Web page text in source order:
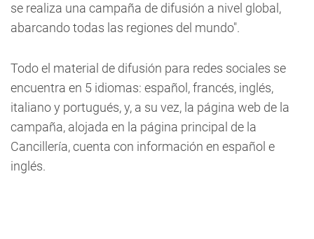
se realiza una campaña de difusión a nivel global,
abarcando todas las regiones del mundo".
Todo el material de difusión para redes sociales se
encuentra en 5 idiomas: español, francés, inglés,
italiano y portugués, y, a su vez, la página web de la
campaña, alojada en la página principal de la
Cancillería, cuenta con información en español e
inglés.